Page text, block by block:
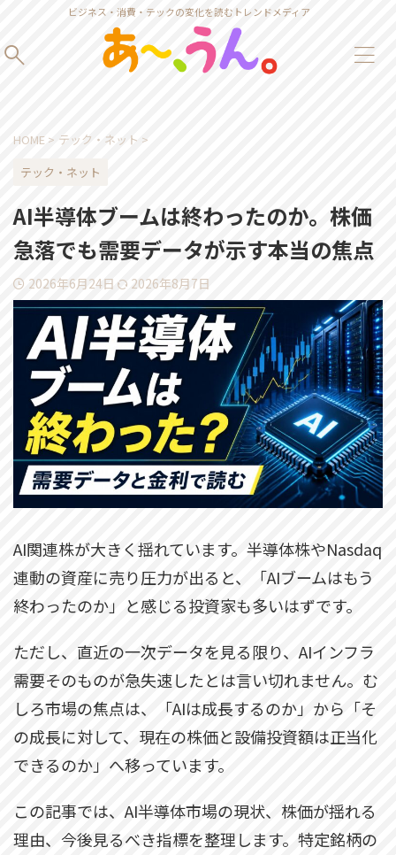
ビジネス・消費・テックの変化を読むトレンドメディア
HOME > テック・ネット >
テック・ネット
AI半導体ブームは終わったのか。株価
急落でも需要データが示す本当の焦点
2026年6月24日 2026年8月7日
AI関連株が大きく揺れています。半導体株やNasdaq
連動の資産に売り圧力が出ると、「AIブームはもう
終わったのか」と感じる投資家も多いはずです。
ただし、直近の一次データを見る限り、AIインフラ
需要そのものが急失速したとは言い切れません。む
しろ市場の焦点は、「AIは成長するのか」から「そ
の成長に対して、現在の株価と設備投資額は正当化
できるのか」へ移っています。
この記事では、AI半導体市場の現状、株価が揺れる
理由、今後見るべき指標を整理します。特定銘柄の